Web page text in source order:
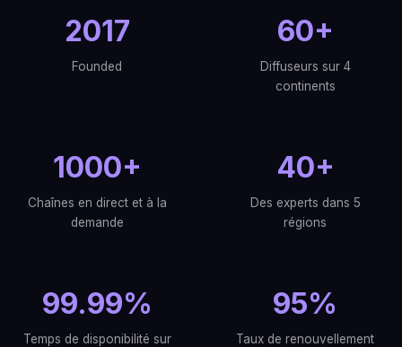
2017
Founded
60+
Diffuseurs sur 4
continents
1000+
Chaînes en direct et à la
demande
40+
Des experts dans 5
régions
99.99%
Temps de disponibilité sur
95%
Taux de renouvellement